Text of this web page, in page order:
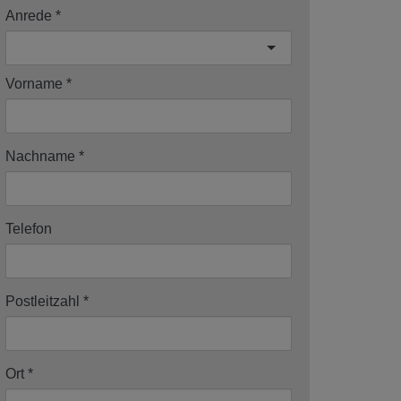
Anrede
Vorname
Nachname
Telefon
Postleitzahl
Ort